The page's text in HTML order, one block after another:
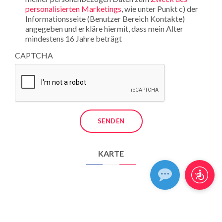
personalisierten Marketings, wie unter Punkt c) der
Informationsseite (Benutzer Bereich Kontakte)
angegeben und erkläre hiermit, dass mein Alter
mindestens 16 Jahre beträgt
CAPTCHA
KARTE